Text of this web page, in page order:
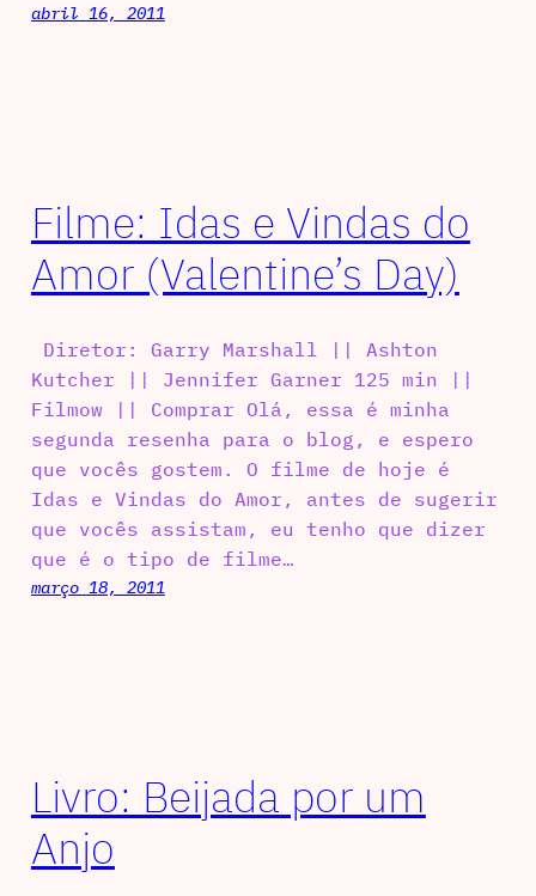
abril 16, 2011
Filme: Idas e Vindas do
Amor (Valentine’s Day)
Diretor: Garry Marshall || Ashton
Kutcher || Jennifer Garner 125 min ||
Filmow || Comprar Olá, essa é minha
segunda resenha para o blog, e espero
que vocês gostem. O filme de hoje é
Idas e Vindas do Amor, antes de sugerir
que vocês assistam, eu tenho que dizer
que é o tipo de filme…
março 18, 2011
Livro: Beijada por um
Anjo